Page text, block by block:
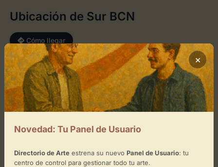
Ubicación de Sur BCN
Cómo llegar
Sur BCN
×
+
−
Activar Mapa
×
Novedad: Tu Panel de Usuario
Directorio de Arteestrena su nuevo Panel de Usuario: tu
centro de control para gestionar todo tu arte.